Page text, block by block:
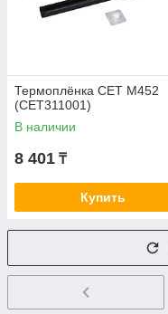
Термоплёнка CET M452
(CET311001)
В наличии
8 401 ₸
Купить